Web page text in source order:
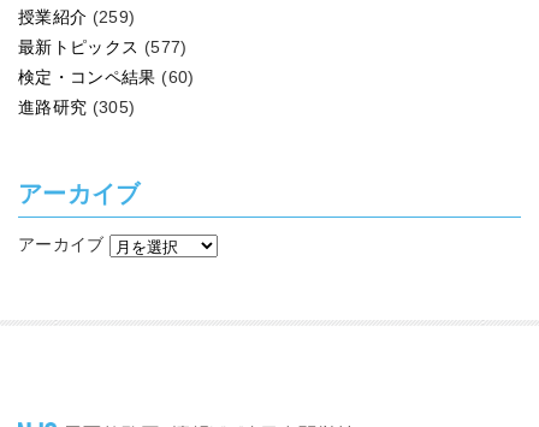
授業紹介 (259)
最新トピックス (577)
検定・コンペ結果 (60)
進路研究 (305)
アーカイブ
アーカイブ